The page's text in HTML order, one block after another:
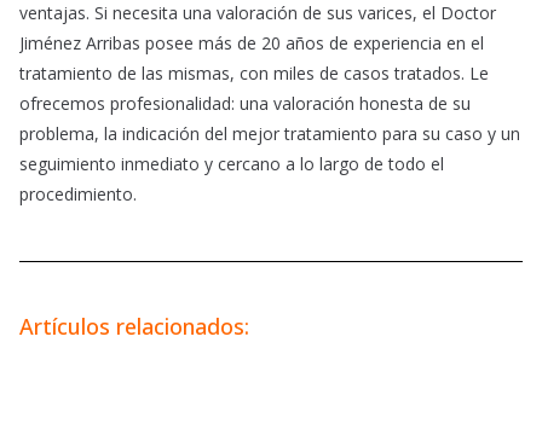
ventajas. Si necesita una valoración de sus varices, el Doctor
Jiménez Arribas posee más de 20 años de experiencia en el
tratamiento de las mismas, con miles de casos tratados. Le
ofrecemos profesionalidad: una valoración honesta de su
problema, la indicación del mejor tratamiento para su caso y un
seguimiento inmediato y cercano a lo largo de todo el
procedimiento.
Artículos relacionados: